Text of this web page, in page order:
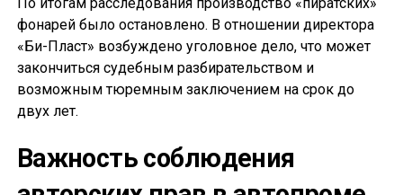
фонарей было остановлено. В отношении директора
«Би-Пласт» возбуждено уголовное дело, что может
закончиться судебным разбирательством и
возможным тюремным заключением на срок до
двух лет.
Важность соблюдения